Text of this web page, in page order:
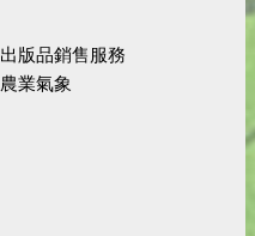
出版品銷售服務
農業氣象